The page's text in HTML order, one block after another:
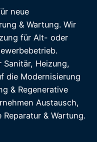
neue
& Wartung. Wir
für Alt- oder
Heizung,
die Modernisierung
& Regenerative
Austausch,
& Wartung.